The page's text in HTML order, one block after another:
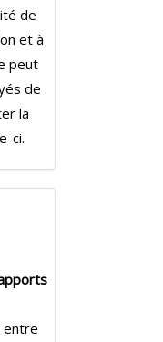
de
et à
peut
de
la
ci.
entre